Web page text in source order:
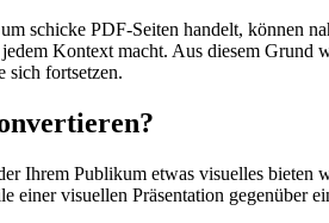
schicke PDF-Seiten handelt, können
Kontext macht. Aus diesem
sich fortsetzen.
Ihrem Publikum etwas visuelles
einer visuellen Präsentation gegenüber